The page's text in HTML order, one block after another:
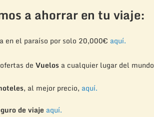
a ahorrar en tu viaje:
en el paraíso por solo 20,000€ aquí.
de Vuelosa cualquier lugar del mundo
, al mejor precio, aquí.
de viaje aquí.